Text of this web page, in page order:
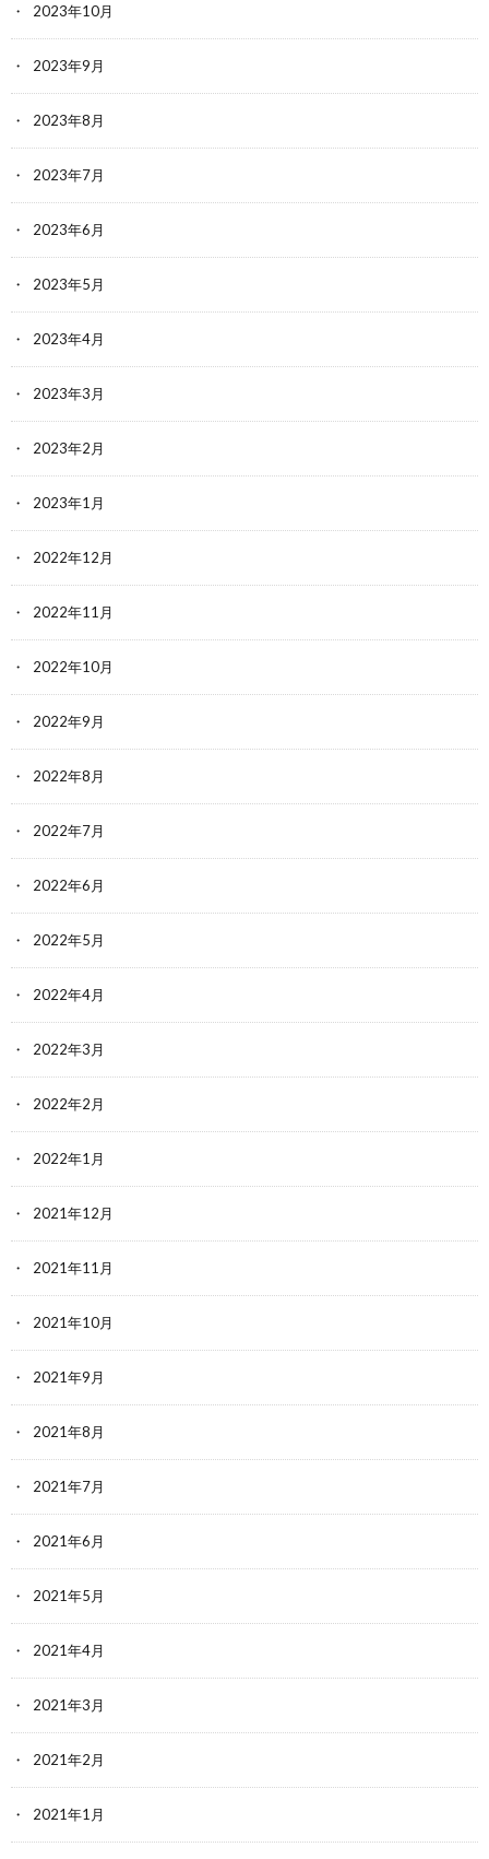
2023年10月
2023年9月
2023年8月
2023年7月
2023年6月
2023年5月
2023年4月
2023年3月
2023年2月
2023年1月
2022年12月
2022年11月
2022年10月
2022年9月
2022年8月
2022年7月
2022年6月
2022年5月
2022年4月
2022年3月
2022年2月
2022年1月
2021年12月
2021年11月
2021年10月
2021年9月
2021年8月
2021年7月
2021年6月
2021年5月
2021年4月
2021年3月
2021年2月
2021年1月